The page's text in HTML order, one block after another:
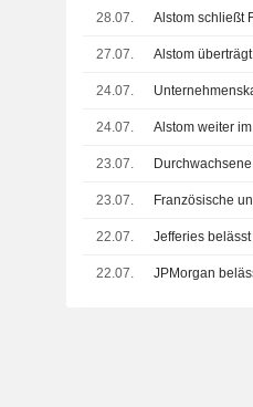
28.07. Alstom schließt
27.07. Alstom
24.07.
24.07. Alstom weiter
23.07.
23.07. Französische
22.07. Jefferies
22.07. JPMorgan